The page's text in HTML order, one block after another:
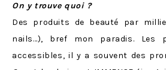
On y trouve quoi?
Des produits de beauté par
nails…), bref mon paradis.
accessibles, il y a souvent des